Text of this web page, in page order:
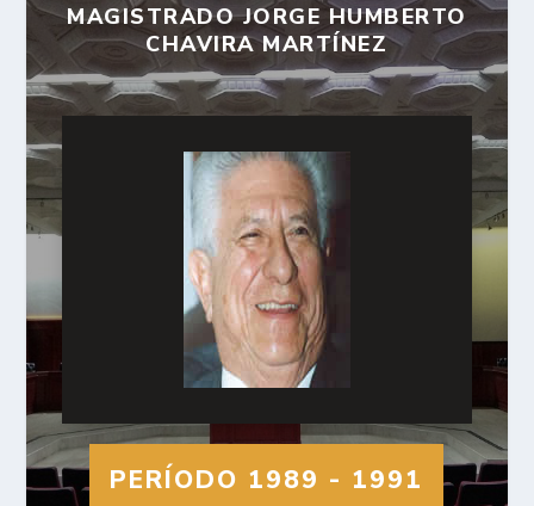
MAGISTRADO JORGE HUMBERTO
CHAVIRA MARTÍNEZ
PERÍODO 1989 - 1991